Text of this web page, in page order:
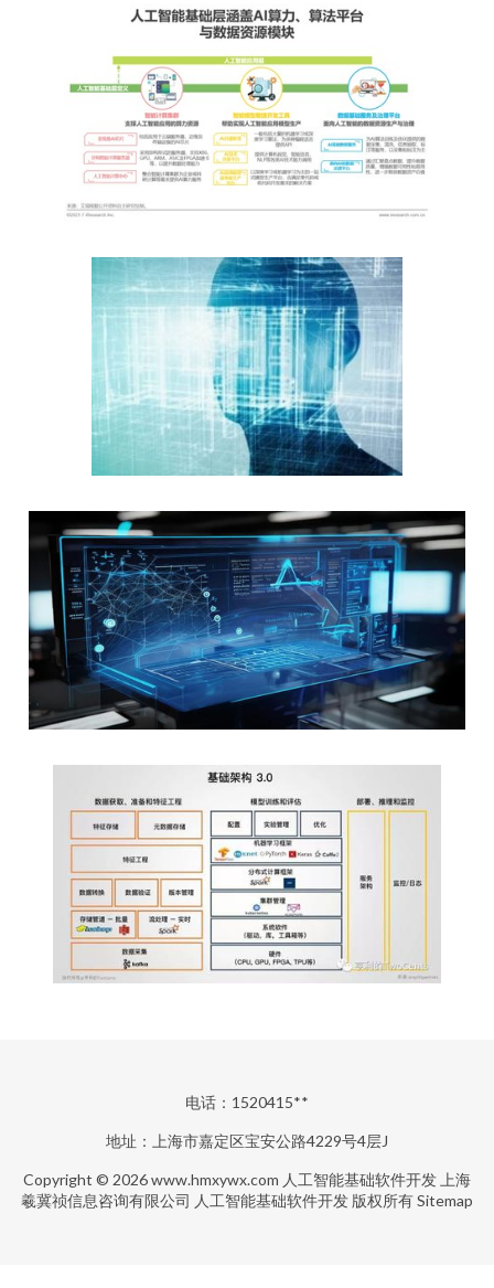
电话：1520415**
地址：上海市嘉定区宝安公路4229号4层J
Copyright © 2026www.hmxywx.com 人工智能基础软件开发 上海
羲冀祯信息咨询有限公司 人工智能基础软件开发 版权所有Sitemap